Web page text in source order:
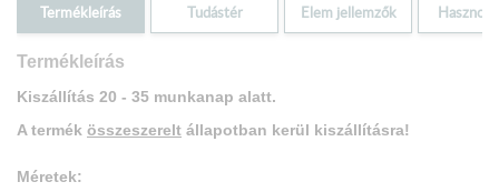
Termékleírás Tudástér Elem jellemzők Hasznos
Termékleírás
Kiszállítás 20 - 35 munkanap alatt.
A termék összeszerelt állapotban kerül kiszállításra!
Méretek: